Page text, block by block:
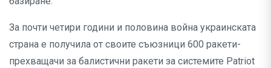
За почти четири години и половина война украинската
страна е получила от своите съюзници 600 ракети-
прехващачи за балистични ракети за системите Patriot